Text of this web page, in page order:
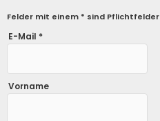
Felder mit einem * sind Pflichtfelder
E-Mail *
Vorname